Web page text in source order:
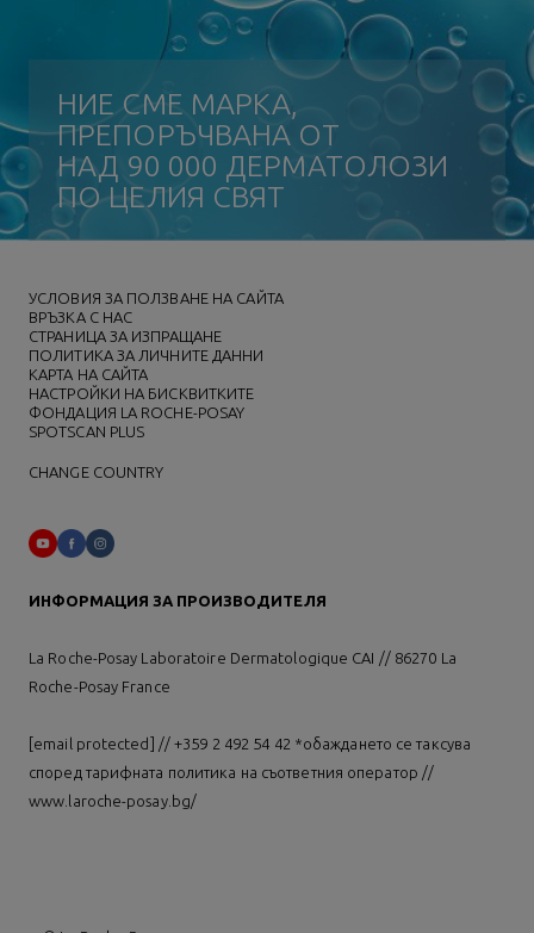
НИЕ СМЕ МАРКА,
ПРЕПОРЪЧВАНА ОТ
НАД 90 000 ДЕРМАТОЛОЗИ
ПО ЦЕЛИЯ СВЯТ
УСЛОВИЯ ЗА ПОЛЗВАНЕ НА САЙТА
ВРЪЗКА С НАС
СТРАНИЦА ЗА ИЗПРАЩАНЕ
ПОЛИТИКА ЗА ЛИЧНИТЕ ДАННИ
КАРТА НА САЙТА
НАСТРОЙКИ НА БИСКВИТКИТЕ
ФОНДАЦИЯ LA ROCHE-POSAY
SPOTSCAN PLUS
CHANGE COUNTRY
ИНФОРМАЦИЯ ЗА ПРОИЗВОДИТЕЛЯ
La Roche-Posay Laboratoire Dermatologique CAI // 86270 La
Roche-Posay France
[email protected] // +359 2 492 54 42 *обаждането се таксува
според тарифната политика на съответния оператор //
www.laroche-posay.bg/